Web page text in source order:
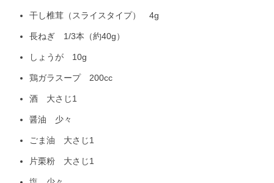
干し椎茸（スライスタイプ） 4g
長ねぎ 1/3本（約40g）
しょうが 10g
鶏ガラスープ 200cc
酒 大さじ1
醤油 少々
ごま油 大さじ1
片栗粉 大さじ1